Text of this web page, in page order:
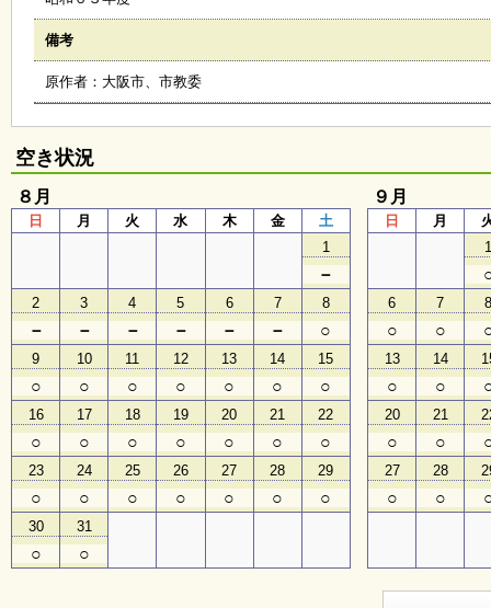
ン
イ
ン
ガ
ジ
ン
い
ち
並
木
子
ど
も
向
け
イ
ベ
ン
ト
ガ
イ
備考
原作者：大阪市、市教委
空き状況
８月
日 月 火 水 木 金
土
1
－
2
－
3
－
4
－
5
－
6
－
7
－
8
○
9
○
10
○
11
○
12
○
13
○
14
○
15
○
16
○
17
○
18
○
19
○
20
○
21
○
22
○
23
○
24
○
25
○
26
○
27
○
28
○
29
○
30
○
31
○
９月
日 月
6
○
7
○
13
○
14
○
20
○
21
○
27
○
28
○